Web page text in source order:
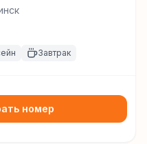
Завтрак
номер